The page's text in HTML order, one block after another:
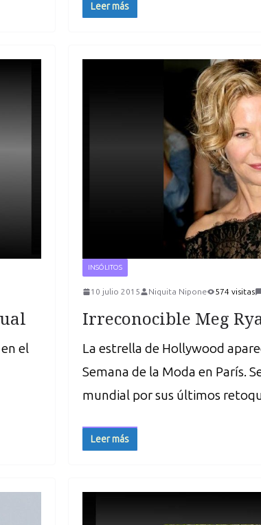
Leer más
el
INSÓLITOS
10 julio 2015 Niquita Nipone 574 visitas
Irreconocible Meg
La estrella de Hollywood
Semana de la Moda en París.
mundial por sus últimos
Leer más